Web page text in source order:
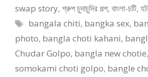
swap story, গ্রুপ চুদাচুদির গল্প, বাংলা-চটি,
Tags
bangala chiti, bangka sex,
photo, bangla choti kahani,
Chudar Golpo, bangla new chotie,
somokami choti golpo, bangle